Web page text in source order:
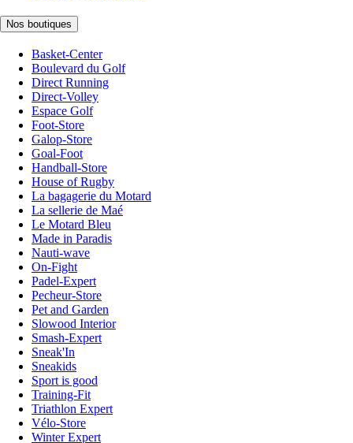
Nos boutiques
Basket-Center
Boulevard du Golf
Direct Running
Direct-Volley
Espace Golf
Foot-Store
Galop-Store
Goal-Foot
Handball-Store
House of Rugby
La bagagerie du Motard
La sellerie de Maé
Le Motard Bleu
Made in Paradis
Nauti-wave
On-Fight
Padel-Expert
Pecheur-Store
Pet and Garden
Slowood Interior
Smash-Expert
Sneak'In
Sneakids
Sport is good
Training-Fit
Triathlon Expert
Vélo-Store
Winter Expert